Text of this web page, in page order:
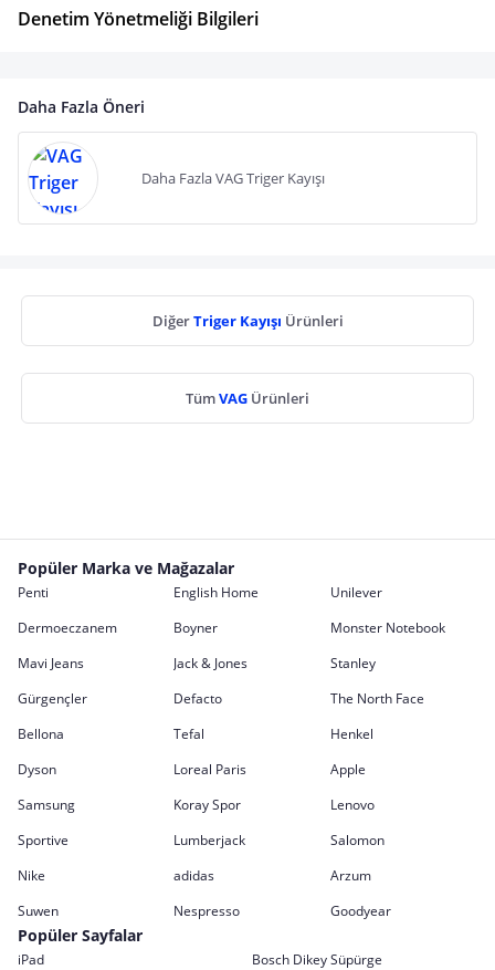
Denetim Yönetmeliği Bilgileri
Daha Fazla Öneri
Daha Fazla VAG Triger Kayışı
DiğerTriger Kayışı Ürünleri
TümVAG Ürünleri
Popüler Marka ve Mağazalar
Penti English Home
Unilever
Dermoeczanem
Boyner
Monster Notebook
Mavi Jeans
Jack & Jones
Stanley
Gürgençler
Defacto
The North Face
Bellona
Tefal
Henkel
Dyson
Loreal Paris
Apple
Samsung
Koray Spor
Lenovo
Sportive
Lumberjack
Salomon
Nike
adidas
Arzum
Suwen
Nespresso Goodyear
Popüler Sayfalar
iPad Bosch Dikey Süpürge